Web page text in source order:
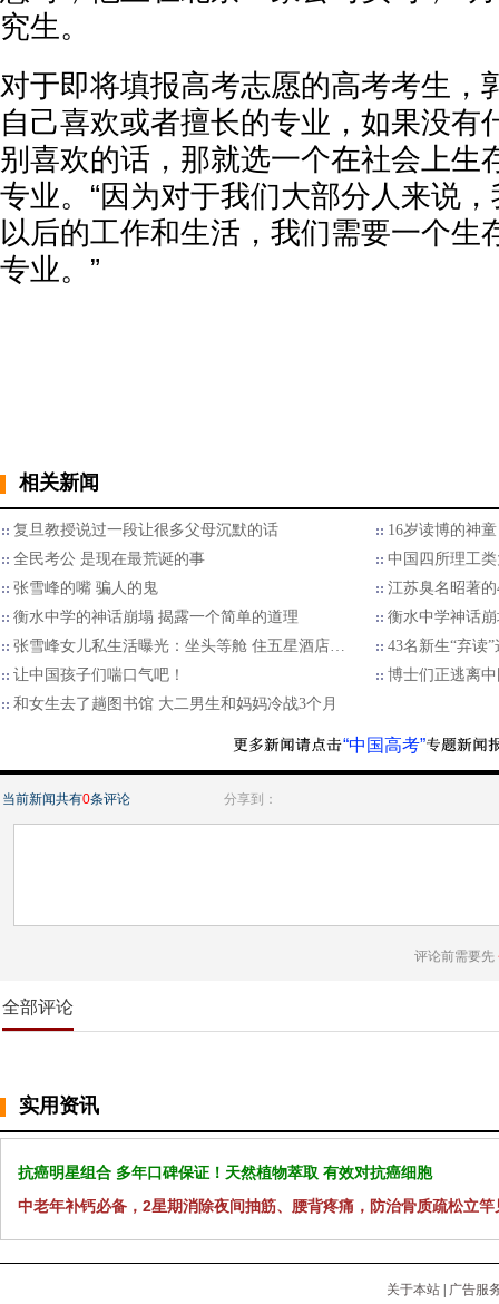
究生。
对于即将填报高考志愿的高考考生，
自己喜欢或者擅长的专业，如果没有
别喜欢的话，那就选一个在社会上生
专业。“因为对于我们大部分人来说
以后的工作和生活，我们需要一个生
专业。”
相关新闻
复旦教授说过一段让很多父母沉默的话
16岁读博的神
全民考公 是现在最荒诞的事
中国四所理工
张雪峰的嘴 骗人的鬼
江苏臭名昭著
衡水中学的神话崩塌 揭露一个简单的道理
衡水中学神话
张雪峰女儿私生活曝光：坐头等舱 住五星酒店…
43名新生“弃读
让中国孩子们喘口气吧！
博士们正逃离
和女生去了趟图书馆 大二男生和妈妈冷战3个月
“中国高考”
当前新闻共有0条评论 分享到：
评论前需要先
全部评论
实用资讯
抗癌明星组合 多年口碑保证！天然植物萃取 有效对抗癌细胞
中老年补钙必备，2星期消除夜间抽筋、腰背疼痛，防治骨质疏松立竿
关于本站
广告服